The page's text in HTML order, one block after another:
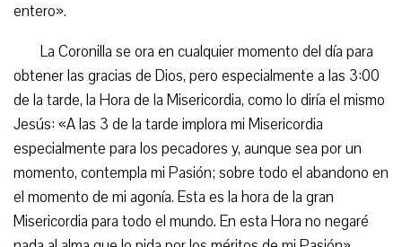
entero».
La Coronilla se ora en cualquier momento del día para
obtener las gracias de Dios, pero especialmente a las 3:00
de la tarde, la Hora de la Misericordia, como lo diría el mismo
Jesús: «A las 3 de la tarde implora mi Misericordia
especialmente para los pecadores y, aunque sea por un
momento, contempla mi Pasión; sobre todo el abandono en
el momento de mi agonía. Esta es la hora de la gran
Misericordia para todo el mundo. En esta Hora no negaré